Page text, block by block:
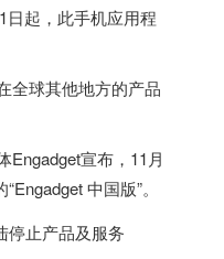
日起，此手机应用程
全球其他地方的产品
Engadget宣布，11月
中国版”。